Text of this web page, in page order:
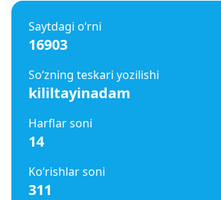
Saytdagi o‘rni
16903
So‘zning teskari yozilishi
kililtayinadam
Harflar soni
14
Ko‘rishlar soni
311